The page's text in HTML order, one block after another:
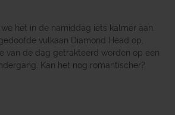
het in de namiddag iets kalmer aan.
vulkaan Diamond Head op,
van de dag getrakteerd worden op een
Kan het nog romantischer?